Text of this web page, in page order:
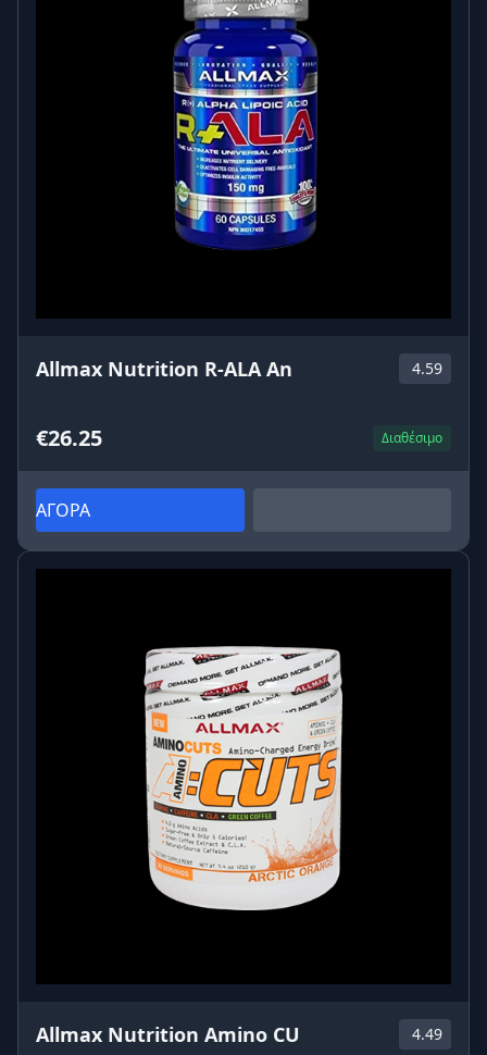
Allmax Nutrition R-ALA An 4.59
€26.25 Διαθέσιμο
ΑΓΟΡΑ
Allmax Nutrition Amino CU 4.49